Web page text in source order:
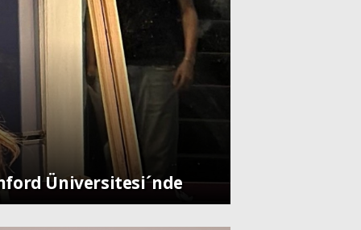
Üniversitesi´nde